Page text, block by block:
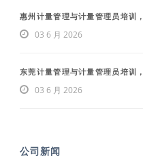
惠州计量管理与计量管理员培训
03 6 月 2026
东莞计量管理与计量管理员培训
03 6 月 2026
公司新闻